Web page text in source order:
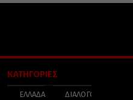
ΚΑΤΗΓΟΡΙΕΣ
ΕΛΛΑΔΑ
ΔΙΑΛΟΓΟΣ